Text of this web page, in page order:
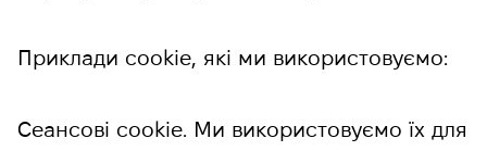
Приклади cookie, які ми використовуємо:
Сеансові cookie. Ми використовуємо їх для